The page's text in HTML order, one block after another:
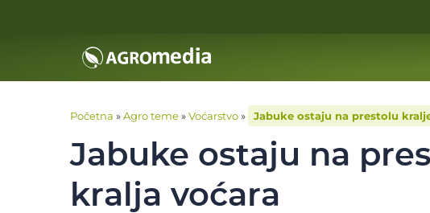
Početna »Agro teme»Voćarstvo» Jabuke ostaju na prestolu
Jabuke ostaju na
kralja voćara